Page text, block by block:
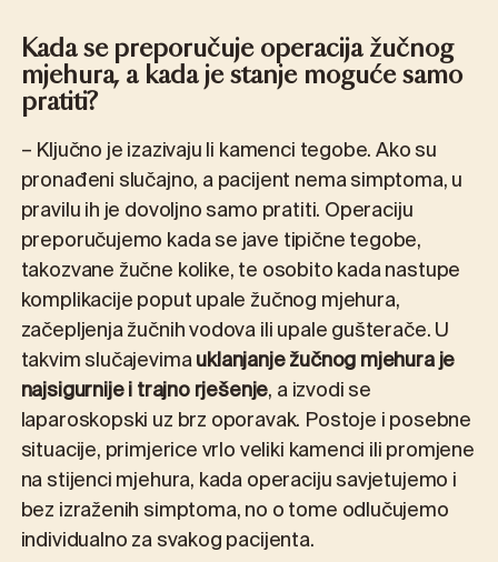
Kada se preporučuje operacija žučnog
mjehura, a kada je stanje moguće samo
pratiti?
– Ključno je izazivaju li kamenci tegobe. Ako su
pronađeni slučajno, a pacijent nema simptoma, u
pravilu ih je dovoljno samo pratiti. Operaciju
preporučujemo kada se jave tipične tegobe,
takozvane žučne kolike, te osobito kada nastupe
komplikacije poput upale žučnog mjehura,
začepljenja žučnih vodova ili upale gušterače. U
takvim slučajevimauklanjanje žučnog mjehura je
najsigurnije i trajno rješenje, a izvodi se
laparoskopski uz brz oporavak. Postoje i posebne
situacije, primjerice vrlo veliki kamenci ili promjene
na stijenci mjehura, kada operaciju savjetujemo i
bez izraženih simptoma, no o tome odlučujemo
individualno za svakog pacijenta.